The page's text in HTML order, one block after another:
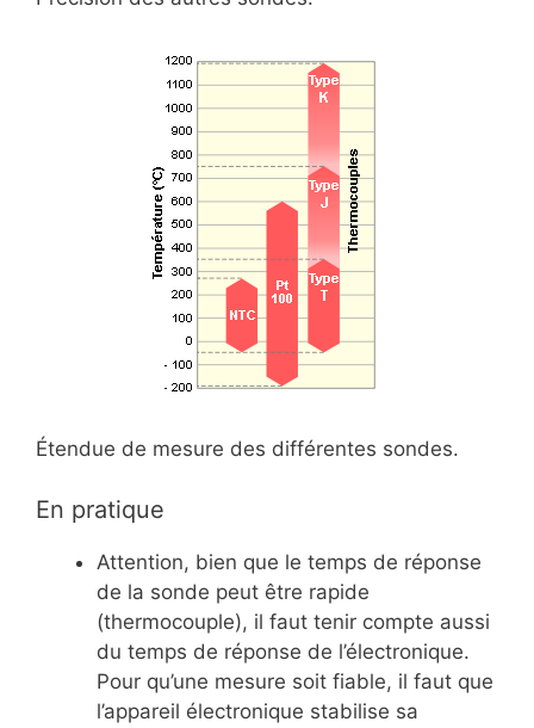
Étendue de mesure des différentes sondes.
En pratique
Attention, bien que le temps de réponse
de la sonde peut être rapide
(thermocouple), il faut tenir compte aussi
du temps de réponse de l’électronique.
Pour qu’une mesure soit fiable, il faut que
l’appareil électronique stabilise sa